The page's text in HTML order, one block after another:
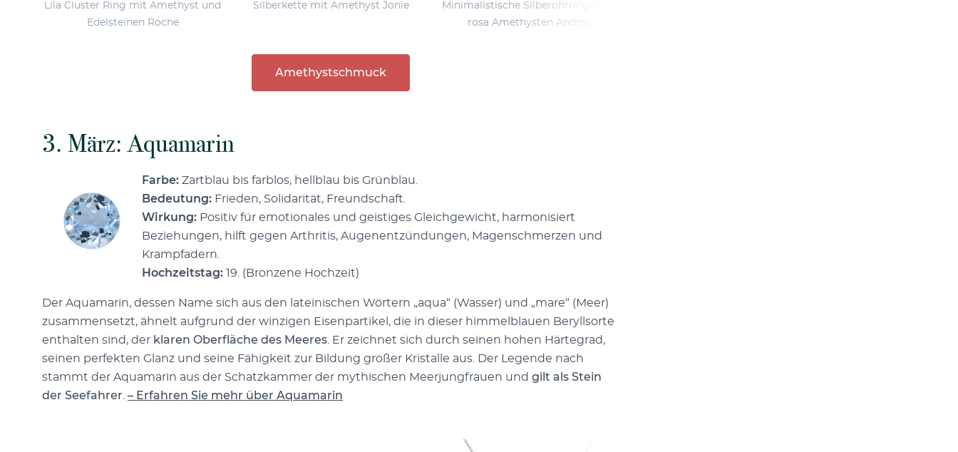
Lila Cluster Ring mit Amethyst und
Edelsteinen Roche
Silberkette mit Amethyst Jonie
Minimalistische Silberohrringe mit
rosa Amethysten Andine
Amethystschmuck
3. März: Aquamarin
Farbe: Zartblau bis farblos, hellblau bis Grünblau.
Bedeutung: Frieden, Solidarität, Freundschaft.
Wirkung: Positiv für emotionales und geistiges Gleichgewicht, harmonisiert
Beziehungen, hilft gegen Arthritis, Augenentzündungen, Magenschmerzen und
Krampfadern.
Hochzeitstag: 19. (Bronzene Hochzeit)
Der Aquamarin, dessen Name sich aus den lateinischen Wörtern „aqua“ (Wasser) und „mare“ (Meer)
zusammensetzt, ähnelt aufgrund der winzigen Eisenpartikel, die in dieser himmelblauen Beryllsorte
enthalten sind, der klaren Oberfläche des Meeres . Er zeichnet sich durch seinen hohen Härtegrad,
seinen perfekten Glanz und seine Fähigkeit zur Bildung großer Kristalle aus. Der Legende nach
stammt der Aquamarin aus der Schatzkammer der mythischen Meerjungfrauen und gilt als Stein
der Seefahrer – Erfahren Sie mehr über Aquamarin